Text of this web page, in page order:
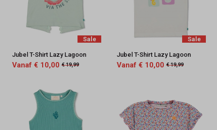
Sale
Jubel T-Shirt Lazy Lagoon
Vanaf € 10,00 € 19,99
Sale
Jubel T-Shirt Lazy Lagoon
Vanaf € 10,00 € 19,99